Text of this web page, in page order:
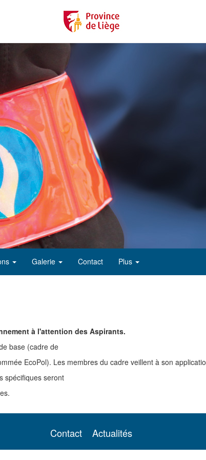
Galerie Contact Plus
à l'attention des Aspirants.
base (cadre de
EcoPol). Les membres du cadre veillent à son
spécifiques seront
Contact Actualités